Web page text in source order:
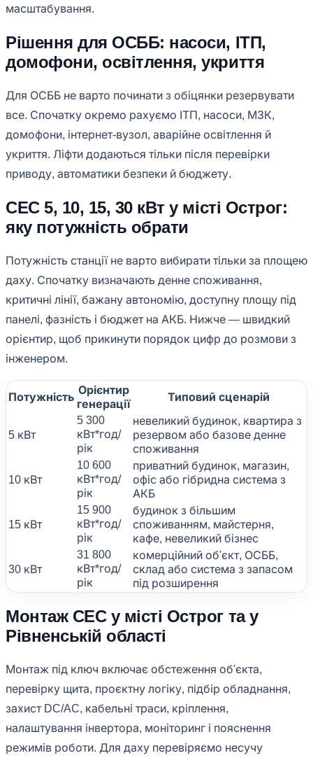
масштабування.
Рішення для ОСББ: насоси, ІТП,
домофони, освітлення, укриття
Для ОСББ не варто починати з обіцянки резервувати
все. Спочатку окремо рахуємо ІТП, насоси, МЗК,
домофони, інтернет-вузол, аварійне освітлення й
укриття. Ліфти додаються тільки після перевірки
приводу, автоматики безпеки й бюджету.
СЕС 5, 10, 15, 30 кВт у місті Острог:
яку потужність обрати
Потужність станції не варто вибирати тільки за площею
даху. Спочатку визначають денне споживання,
критичні лінії, бажану автономію, доступну площу під
панелі, фазність і бюджет на АКБ. Нижче — швидкий
орієнтир, щоб прикинути порядок цифр до розмови з
інженером.
Потужність
Орієнтир
генерації
Типовий сценарій
5 кВт
5 300
кВт*год/
рік
невеликий будинок, квартира з
резервом або базове денне
споживання
10 кВт
10 600
кВт*год/
рік
приватний будинок, магазин,
офіс або гібридна система з
АКБ
15 кВт
15 900
кВт*год/
рік
будинок з більшим
споживанням, майстерня,
кафе, невеликий бізнес
30 кВт
31 800
кВт*год/
рік
комерційний об'єкт, ОСББ,
склад або система з запасом
під розширення
Монтаж СЕС у місті Острог та у
Рівненській області
Монтаж під ключ включає обстеження об'єкта,
перевірку щита, проєктну логіку, підбір обладнання,
захист DC/AC, кабельні траси, кріплення,
налаштування інвертора, моніторинг і пояснення
режимів роботи. Для даху перевіряємо несучу